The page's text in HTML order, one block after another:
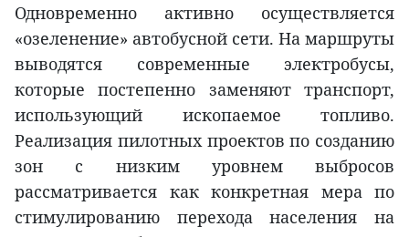
Одновременно активно осуществляется
«озеленение» автобусной сети. На маршруты
выводятся современные электробусы,
которые постепенно заменяют транспорт,
использующий ископаемое топливо.
Реализация пилотных проектов по созданию
зон с низким уровнем выбросов
рассматривается как конкретная мера по
стимулированию перехода населения на